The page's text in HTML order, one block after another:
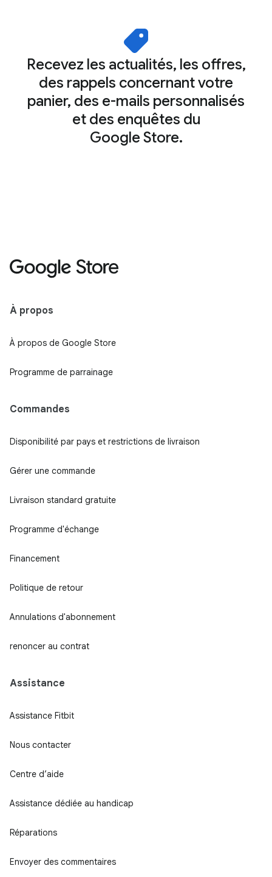
Recevez les actualités, les offres,
des rappels concernant votre
panier, des e-mails personnalisés
et des enquêtes du
Google Store.
À propos
À propos de Google Store
Programme de parrainage
Commandes
Disponibilité par pays et restrictions de livraison
Gérer une commande
Livraison standard gratuite
Programme d'échange
Financement
Politique de retour
Annulations d'abonnement
renoncer au contrat
Assistance
Assistance Fitbit
Nous contacter
Centre d’aide
Assistance dédiée au handicap
Réparations
Envoyer des commentaires